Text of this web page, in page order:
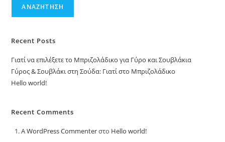
ΑΝΑΖΉΤΗΣΗ
Recent Posts
Γιατί να επιλέξετε το Μπριζολάδικο για Γύρο και Σουβλάκια
Γύρος & Σουβλάκι στη Σούδα: Γιατί στο Μπριζολάδικο
Hello world!
Recent Comments
A WordPress Commenterστο Hello world!